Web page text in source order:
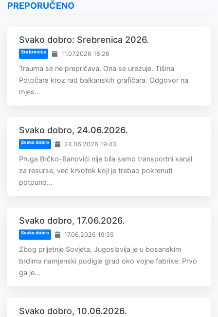
PREPORUČENO
Svako dobro: Srebrenica 2026.
Srebrenica 11.07.2026 18:26
Trauma se ne prepričava. Ona se urezuje. Tišina
Potočara kroz rad balkanskih grafičara. Odgovor na
mjes...
Svako dobro, 24.06.2026.
Svako dobro 24.06.2026 19:43
Pruga Brčko-Banovići nije bila samo transportni kanal
za resurse, već krvotok koji je trebao pokrenuti
potpuno...
Svako dobro, 17.06.2026.
Svako dobro 17.06.2026 19:35
Zbog prijetnje Sovjeta, Jugoslavija je u bosanskim
brdima namjenski podigla grad oko vojne fabrike. Prvo
ga je...
Svako dobro, 10.06.2026.